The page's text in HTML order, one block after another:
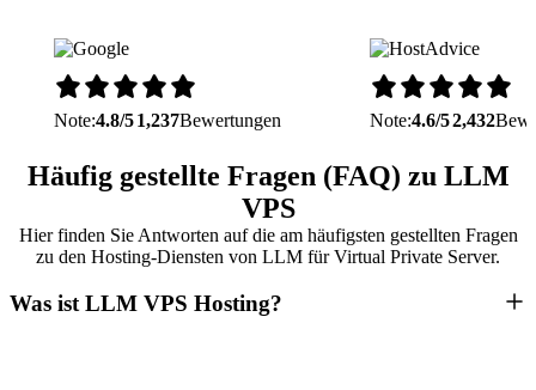
Note:4.8/51,237Bewertungen Note:4.6/52,432
Häufig gestellte Fragen (FAQ) zu LLM
VPS
Hier finden Sie Antworten auf die am häufigsten gestellten Fragen
zu den Hosting-Diensten von LLM für Virtual Private Server.
Was ist LLM VPS Hosting?